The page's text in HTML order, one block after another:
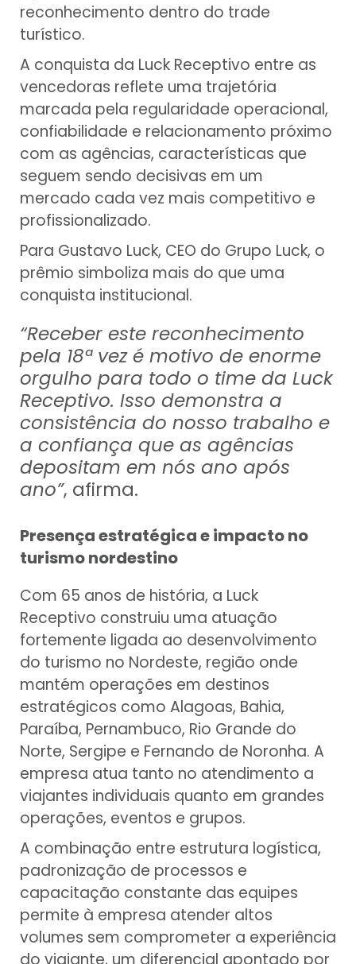
reconhecimento dentro do trade
turístico.
A conquista da Luck Receptivo entre as
vencedoras reflete uma trajetória
marcada pela regularidade operacional,
confiabilidade e relacionamento próximo
com as agências, características que
seguem sendo decisivas em um
mercado cada vez mais competitivo e
profissionalizado.
Para Gustavo Luck, CEO do Grupo Luck, o
prêmio simboliza mais do que uma
conquista institucional.
“Receber este reconhecimento
pela 18ª vez é motivo de enorme
orgulho para todo o time da Luck
Receptivo. Isso demonstra a
consistência do nosso trabalho e
a confiança que as agências
depositam em nós ano após
ano”, afirma.
Presença estratégica e impacto no
turismo nordestino
Com 65 anos de história, a Luck
Receptivo construiu uma atuação
fortemente ligada ao desenvolvimento
do turismo no Nordeste, região onde
mantém operações em destinos
estratégicos como Alagoas, Bahia,
Paraíba, Pernambuco, Rio Grande do
Norte, Sergipe e Fernando de Noronha. A
empresa atua tanto no atendimento a
viajantes individuais quanto em grandes
operações, eventos e grupos.
A combinação entre estrutura logística,
padronização de processos e
capacitação constante das equipes
permite à empresa atender altos
volumes sem comprometer a experiência